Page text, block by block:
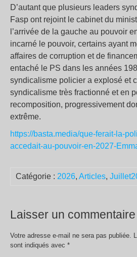
D’autant que plusieurs leaders
Fasp ont rejoint le cabinet du
l’arrivée de la gauche au pouvoir
incarné le pouvoir, certains ayant
affaires de corruption et de
entaché le PS dans les années
syndicalisme policier a explosé et
syndicalisme très fractionné et en
recomposition, progressivement
extrême.
https://basta.media/que-ferait-la-
accedait-au-pouvoir-en-2027-
Catégorie : 2026, Articles,
Laisser un commentaire
Votre adresse e-mail ne sera pas publiée.
sont indiqués avec *